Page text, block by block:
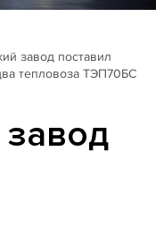
завод поставил
тепловоза ТЭП70БС